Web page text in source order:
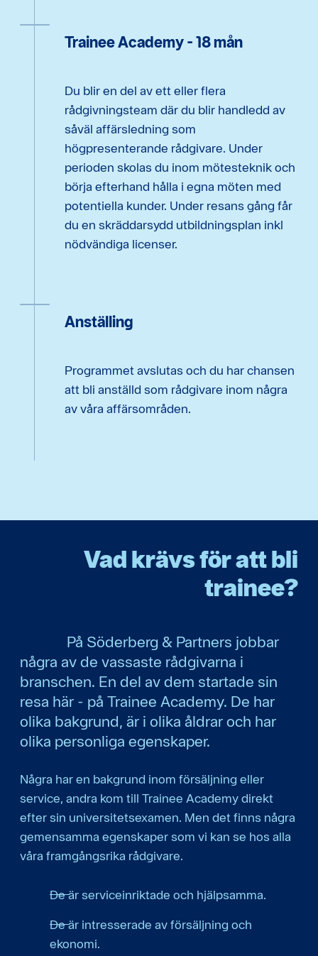
Trainee Academy - 18 mån
Du blir en del av ett eller flera
rådgivningsteam där du blir handledd av
såväl affärsledning som
högpresenterande rådgivare. Under
perioden skolas du inom mötesteknik och
börja efterhand hålla i egna möten med
potentiella kunder. Under resans gång får
du en skräddarsydd utbildningsplan inkl
nödvändiga licenser.
Anställing
Programmet avslutas och du har chansen
att bli anställd som rådgivare inom några
av våra affärsområden.
Vad krävs för att bli
trainee?
På Söderberg & Partners jobbar
några av de vassaste rådgivarna i
branschen. En del av dem startade sin
resa här - på Trainee Academy. De har
olika bakgrund, är i olika åldrar och har
olika personliga egenskaper.
Några har en bakgrund inom försäljning eller
service, andra kom till Trainee Academy direkt
efter sin universitetsexamen. Men det finns några
gemensamma egenskaper som vi kan se hos alla
våra framgångsrika rådgivare.
De är serviceinriktade och hjälpsamma.
De är intresserade av försäljning och
ekonomi.